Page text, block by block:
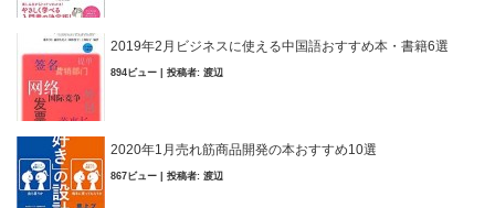
2019年2月ビジネスに使える中国語おすすめ本・書籍6選
894ビュー 投稿者: 渡辺
2020年1月売れ筋商品開発の本おすすめ10選
867ビュー 投稿者: 渡辺